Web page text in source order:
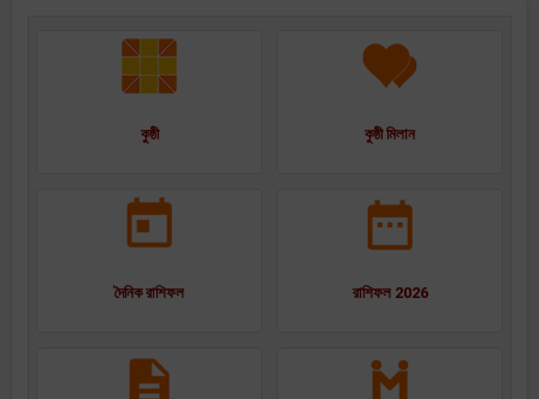
কুষ্ঠী কুষ্ঠী মিলান
দৈনিক রাশিফল রাশিফল 2026